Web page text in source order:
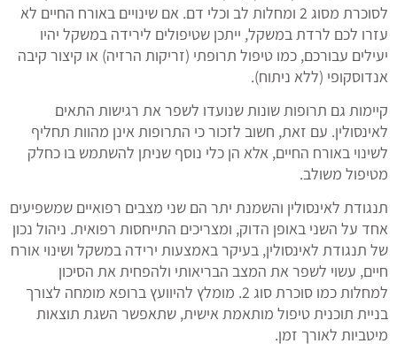
לסוכרת מסוג 2 ומחלות לב וכלי דם. אם שינויים באורח החיים לא
עזרו לכם לרדת במשקל, ייתכן שטיפולים לירידה במשקל יהיו
יעילים עבורכם, כמו טיפול תרופתי (זריקות הרזיה) או קיצור קיבה
אנדוסקופי (ללא ניתוח).
קיימות גם תרופות שונות שנועדו לשפר את רגישות התאים
לאינסולין. עם זאת, חשוב לזכור כי התרופות אינן מהוות תחליף
לשינוי באורח החיים, אלא הן כלי נוסף שניתן להשתמש בו כחלק
מטיפול משולב.
תנגודת לאינסולין והשמנת יתר הם שני מצבים רפואיים שמשפיעים
אחד על השני באופן הדוק, ומצריכים התייחסות רפואית. ניהול נכון
של תנגודת לאינסולין, בעיקר באמצעות ירידה במשקל ושינוי אורח
חיים, עשוי לשפר את המצב הבריאותי ולהפחית את הסיכון
למחלות כמו סוכרת סוג 2. מומלץ להיוועץ ברופא מומחה לצורך
בניית תוכנית טיפול מותאמת אישית, שתאפשר השגת תוצאות
מיטביות לאורך זמן.